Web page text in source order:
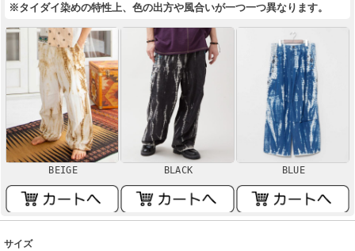
※タイダイ染めの特性上、色の出方や風合いが一つ一つ異なります。
BEIGE BLACK BLUE
サイズ